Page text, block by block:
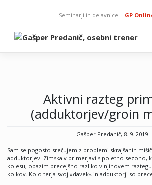
Seminarji in delavnice GP
Aktivni razteg
(adduktorjev/groin
Gašper Predanič, 8. 9. 2019
Sam se pogosto srečujem z problemi skrajšanih
adduktorjev. Zimska v primerjavi s poletno sezono,
kolesu, opazim precejšno razliko v njihovem
kolkov. Kolo terja svoj »davek« in adduktorji so